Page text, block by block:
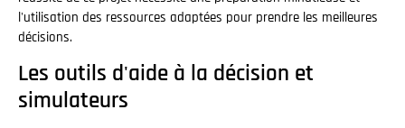
l'utilisation des ressources adaptées pour prendre les meilleures
décisions.
Les outils d'aide à la décision et
simulateurs